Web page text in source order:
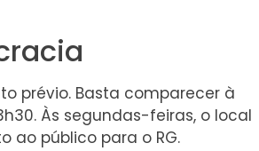
prévio. Basta comparecer à
Às segundas-feiras, o local
ao público para o RG.